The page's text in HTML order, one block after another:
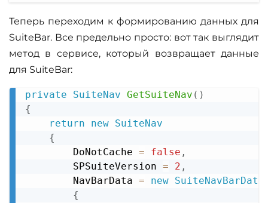
Теперь переходим к формированию данных для
SuiteBar. Все предельно просто: вот так выглядит
метод в сервисе, который возвращает данные
для SuiteBar:
private SuiteNav GetSuiteNav ( )
{
return
new SuiteNav
{
        DoNotCache
= false ,
        SPSuiteVersion
= 2 ,
        NavBarData
= new SuiteNavBarData
{